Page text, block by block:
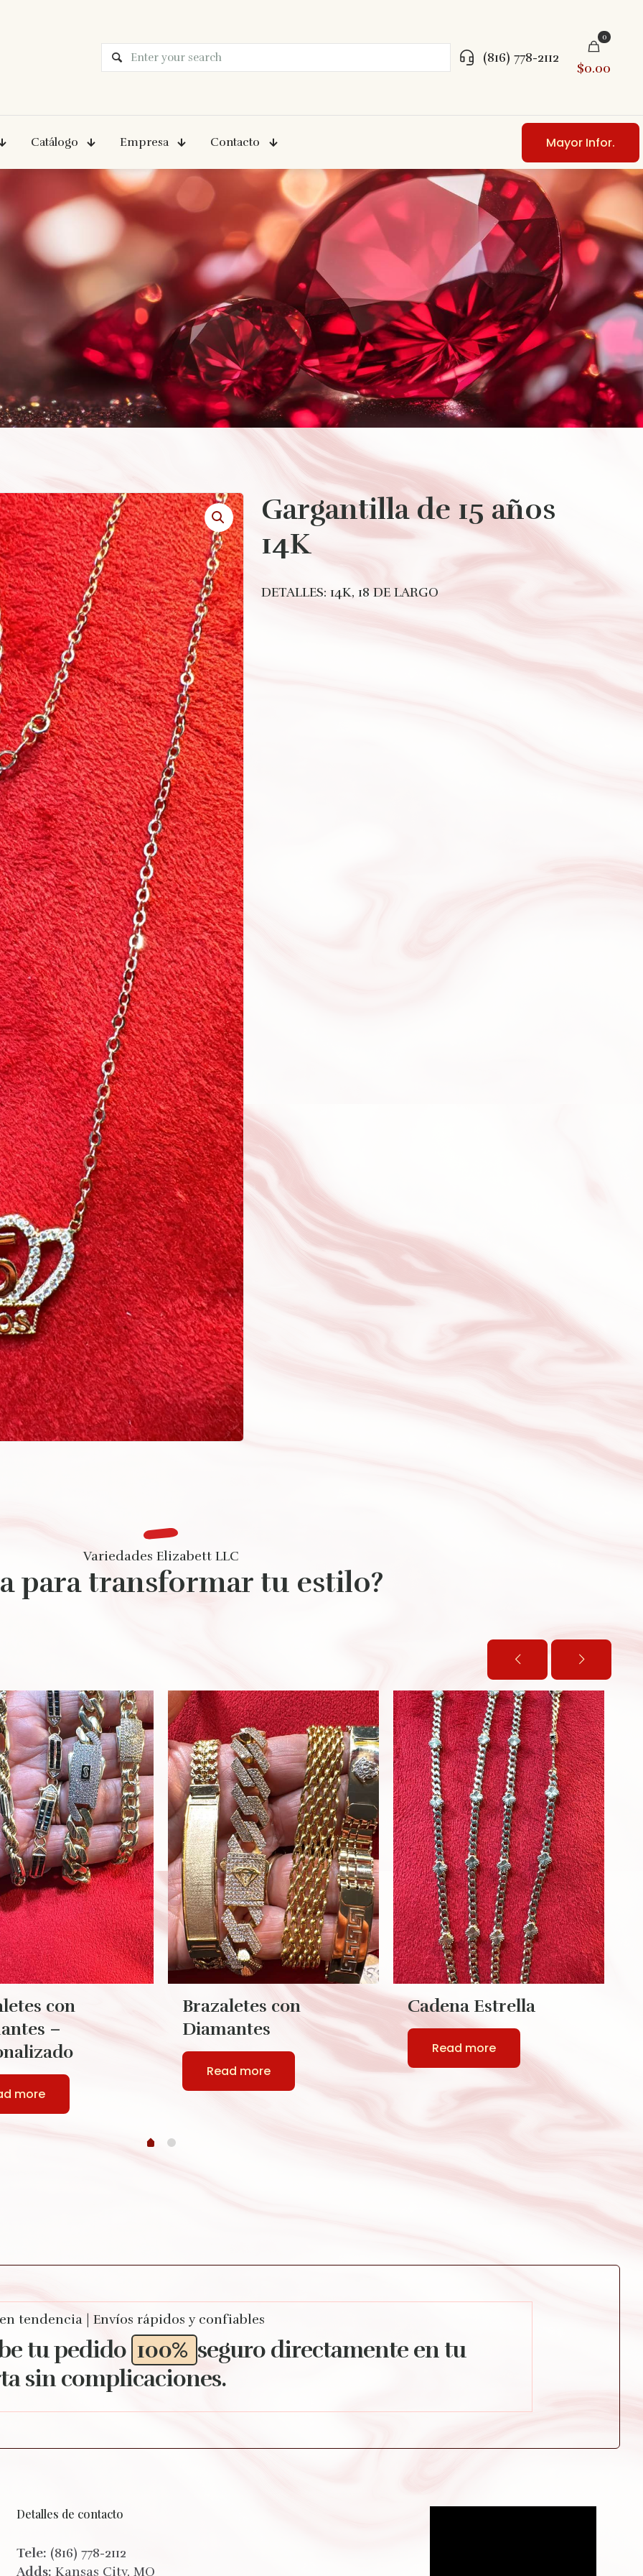
(816) 778-2112
0
$0.00
Catálogo Empresa Contacto Mayor Infor.
Gargantilla de 15 años
14K
DETALLES: 14K, 18 DE LARGO
para transformar tu estilo?
Variedades Elizabett LLC
con
–
more
Brazaletes con
Diamantes
Read more
Cadena Estrella
Read more
tu pedido 100% seguro directamente en tu
sin complicaciones.
tendencia | Envíos rápidos y confiables
Detalles de contacto
Tele: (816) 778-2112
Adds: Kansas City, MO